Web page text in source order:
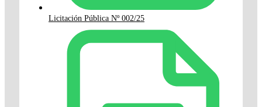
Licitación Pública Nº 002/25